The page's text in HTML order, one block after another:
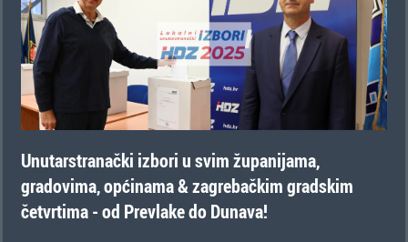
Unutarstranački izbori u svim županijama,
gradovima, općinama & zagrebačkim gradskim
četvrtima - od Prevlake do Dunava!